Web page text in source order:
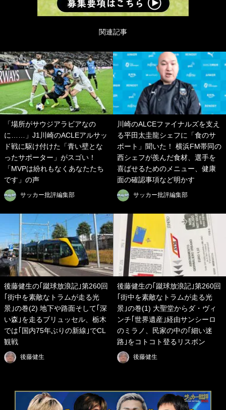
関連記事
「場所がサウジアラビアなの
に……」J1川崎のACLEアルサッ
ド戦に駆け付けた「青い壁とな
ったサポーター」がスゴい！
「MVPは紛れもなくあなたたち
です」の声
サッカー批評編集部
川崎のALCEファイナルズを支え
る平田太圭龍シェフに「食のサ
ポート」聞いた！ 横浜FM帯同の
西シェフが羨んだ食材、選手を
喜ばせるためのメニュー、健康
面の確認事項など明かす
サッカー批評編集部
後藤健生の｢蹴球放浪記｣第260回
｢街中を素敵なトラムが走る光
景｣の巻(2) 地下や路面そして｢深
い森｣を走るブリュッセル、栃木
では｢国内75年ぶりの新線｣でCL
観戦
後藤健生
後藤健生の｢蹴球放浪記｣第260回
｢街中を素敵なトラムが走る光
景｣の巻(1) 大聖堂からダ・ヴィ
ンチ｢世界遺産｣経由サンシーロ
のミラノ、民家の中の｢細い迷
路｣をコトコト登るリスボン
後藤健生